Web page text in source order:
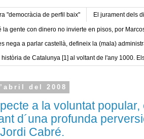
"democràcia de perfil baix" El jurament dels
la gente con dinero no invierte en pisos, por
nega a parlar castellà, defineix la (mala)
història de Catalunya [1] al voltant de l'any 1000.
del 2008
a la voluntat
d´una profunda
Cabré.